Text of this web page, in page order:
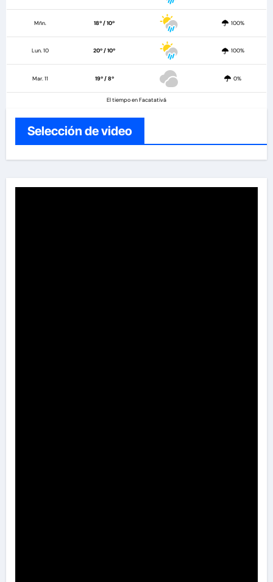
Mñn. 18º / 10º 100%
Lun. 10 20º / 10º 100%
Mar. 11 19º / 8º 0%
El tiempo en Facatativá
Selección de video